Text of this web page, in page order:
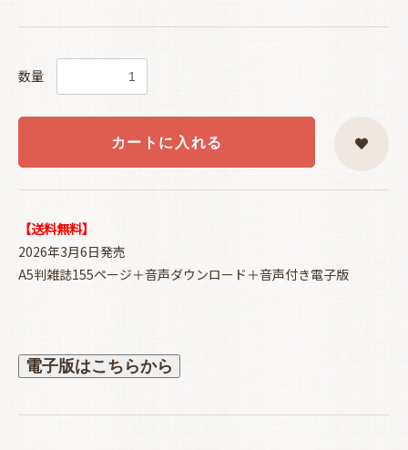
数量
カートに入れる
【送料無料】
2026年3月6日発売
A5判雑誌155ページ＋音声ダウンロード＋音声付き電子版
電子版はこちらから